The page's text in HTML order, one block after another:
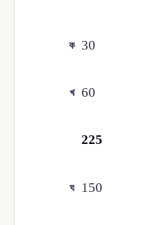
ক 30
খ 60
225
ঘ 150